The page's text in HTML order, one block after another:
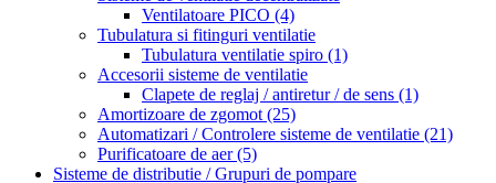
Ventilatoare PICO (4)
Tubulatura si fitinguri ventilatie
Tubulatura ventilatie spiro (1)
Accesorii sisteme de ventilatie
Clapete de reglaj / antiretur / de sens (1)
Amortizoare de zgomot (25)
Automatizari / Controlere sisteme de ventilatie (21)
Purificatoare de aer(5)
Sisteme de distributie / Grupuri de pompare